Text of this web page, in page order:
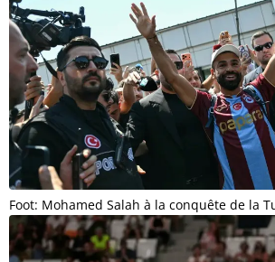
Foot: Mohamed Salah à la conquête de la